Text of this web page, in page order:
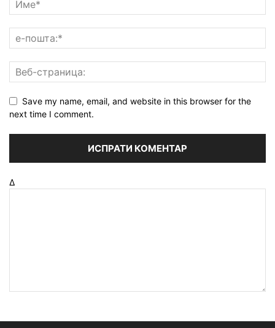
Save my name, email, and website in this browser for the
next time I comment.
Δ